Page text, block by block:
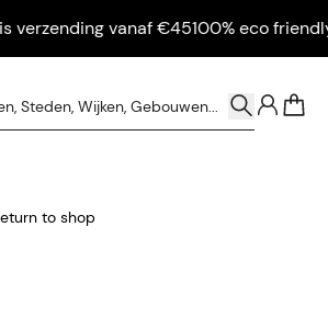
vanaf €45100% eco friendly -
to shop